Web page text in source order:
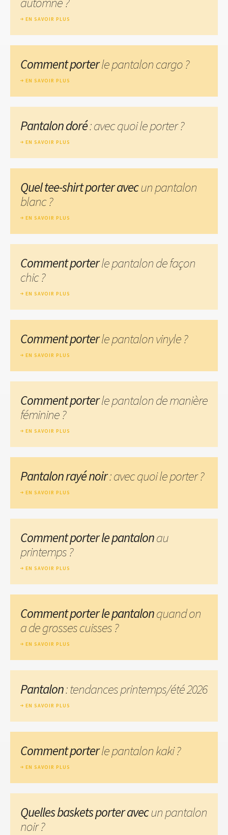
EN SAVOIR PLUS
Comment porterle pantalon cargo ?
EN SAVOIR PLUS
Pantalon doré: avec quoi le porter ?
EN SAVOIR PLUS
Quel tee-shirt porter avecun pantalon
blanc ?
EN SAVOIR PLUS
Comment porterle pantalon de façon
chic ?
EN SAVOIR PLUS
Comment porterle pantalon vinyle ?
EN SAVOIR PLUS
Comment porterle pantalon de manière
féminine ?
EN SAVOIR PLUS
Pantalon rayé noir: avec quoi le porter ?
EN SAVOIR PLUS
Comment porter le pantalonau
printemps ?
EN SAVOIR PLUS
Comment porter le pantalonquand on
a de grosses cuisses ?
EN SAVOIR PLUS
Pantalon: tendances printemps/été 2026
EN SAVOIR PLUS
Comment porterle pantalon kaki ?
EN SAVOIR PLUS
Quelles baskets porter avecun pantalon
noir ?